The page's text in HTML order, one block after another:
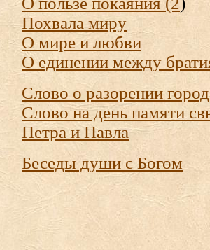
Похвала миру
О мире и любви
О единении между
Слово о разорении
Слово на день памяти
Петра и Павла
Беседы души с Богом